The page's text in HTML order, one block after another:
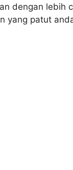
dengan lebih
yang patut